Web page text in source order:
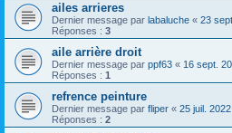
ailes arrieres
Dernier message par labaluche « 23
Réponses : 3
aile arrière droit
Dernier message par ppf63 « 16 sept.
Réponses : 1
refrence peinture
Dernier message par fliper « 25 juil.
Réponses : 2